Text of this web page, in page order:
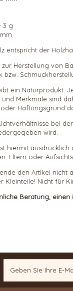
3 g
entspricht der
zur Herstellung von
bzw.
ein Naturprodukt.
Merkmale sind
Haftungsgrund
bei
wird.
hiermit
Eltern oder
den Artikel nicht
Kleinteile! Nicht für
Beratung,